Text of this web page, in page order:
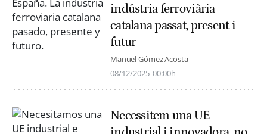
indústria ferroviària
catalana passat, present i
futur
Manuel Gómez Acosta
08/12/2025 00:00h
Necessitem una UE